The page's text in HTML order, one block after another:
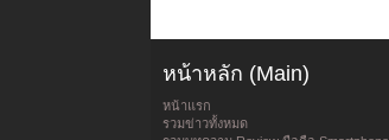
หน้าหลัก (Main)
หน้าแรก
รวมข่าวทั้งหมด